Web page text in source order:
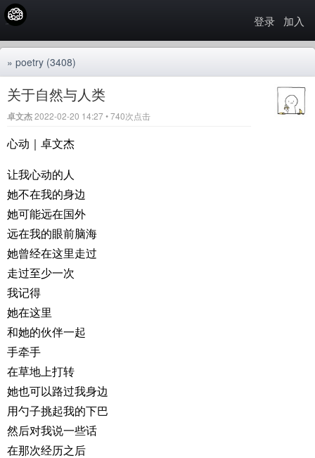
登录 加入
» poetry (3408)
关于自然与人类
卓文杰2022-02-20 14:27 • 740次点击
心动｜卓文杰
让我心动的人
她不在我的身边
她可能远在国外
远在我的眼前脑海
她曾经在这里走过
走过至少一次
我记得
她在这里
和她的伙伴一起
手牵手
在草地上打转
她也可以路过我身边
用勺子挑起我的下巴
然后对我说一些话
在那次经历之后